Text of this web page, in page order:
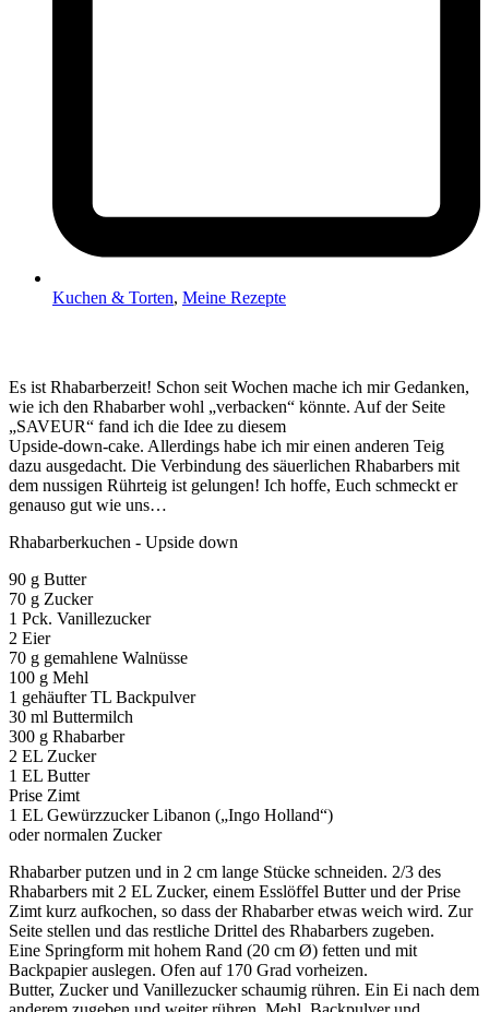
Kuchen & Torten, Meine Rezepte
Es ist Rhabarberzeit! Schon seit Wochen mache ich mir Gedanken,
wie ich den Rhabarber wohl „verbacken“ könnte. Auf der Seite
„SAVEUR“ fand ich die Idee zu diesem
Upside-down-cake. Allerdings habe ich mir einen anderen Teig
dazu ausgedacht. Die Verbindung des säuerlichen Rhabarbers mit
dem nussigen Rührteig ist gelungen! Ich hoffe, Euch schmeckt er
genauso gut wie uns…
Rhabarberkuchen - Upside down
90 g Butter
70 g Zucker
1 Pck. Vanillezucker
2 Eier
70 g gemahlene Walnüsse
100 g Mehl
1 gehäufter TL Backpulver
30 ml Buttermilch
300 g Rhabarber
2 EL Zucker
1 EL Butter
Prise Zimt
1 EL Gewürzzucker Libanon („Ingo Holland“)
oder normalen Zucker
Rhabarber putzen und in 2 cm lange Stücke schneiden. 2/3 des
Rhabarbers mit 2 EL Zucker, einem Esslöffel Butter und der Prise
Zimt kurz aufkochen, so dass der Rhabarber etwas weich wird. Zur
Seite stellen und das restliche Drittel des Rhabarbers zugeben.
Eine Springform mit hohem Rand (20 cm Ø) fetten und mit
Backpapier auslegen. Ofen auf 170 Grad vorheizen.
Butter, Zucker und Vanillezucker schaumig rühren. Ein Ei nach dem